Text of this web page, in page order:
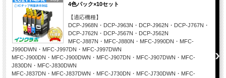
4色パック×10セット
【適応機種】
DCP-J968N・DCP-J963N・DCP-J962N・DCP-J767N・
DCP-J762N・DCP-J567N・DCP-J562N
MFC-J887N・MFC-J880N・MFC-J990DN・MFC-
J990DWN・MFC-J997DN・MFC-J997DWN
MFC-J900DN・MFC-J900DWN・MFC-J907DN・MFC-J907DWN・MFC-
J830DN・MFC-J830DWN
MFC-J837DN・MFC-J837DWN・MFC-J730DN・MFC-J730DWN・MFC-